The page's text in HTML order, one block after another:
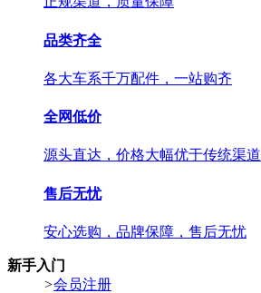
品类齐全
各大车系千万配件，一站购齐
全网低价
源头直达，价格大幅优于传统渠道
售后无忧
安心选购，品牌保障，售后无忧
新手入门
>会员注册